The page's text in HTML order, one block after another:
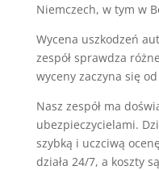
Niemczech, w tym w
Wycena uszkodzeń
zespół sprawdza
wyceny zaczyna się od
Nasz zespół ma
ubezpieczycielami.
szybką i uczciwą
działa 24/7, a koszty